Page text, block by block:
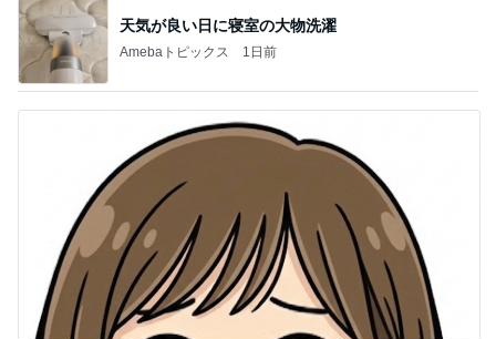
天気が良い日に寝室の大物洗濯
Amebaトピックス 1日前